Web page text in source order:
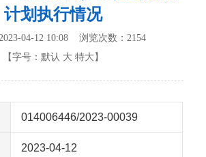
计划执行情况
04-12 10:08 浏览次数：2154
【字号： 默认 大 特大 】
014006446/2023-00039
2023-04-12